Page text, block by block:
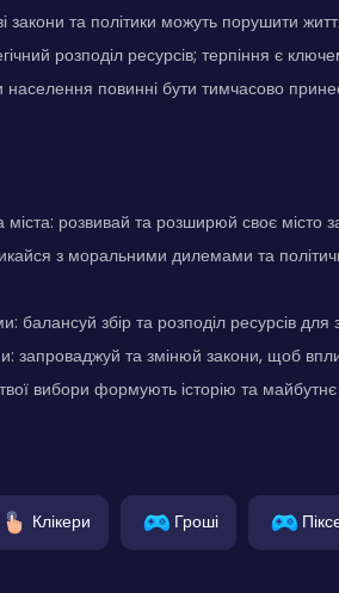
закони та політики можуть порушити
розподіл ресурсів; терпіння є
населення повинні бути тимчасово
міста: розвивай та розширюй своє місто
з моральними дилемами та
балансуй збір та розподіл ресурсів для
запроваджуй та змінюй закони, щоб
вибори формують історію та майбутнє
Клікери Гроші